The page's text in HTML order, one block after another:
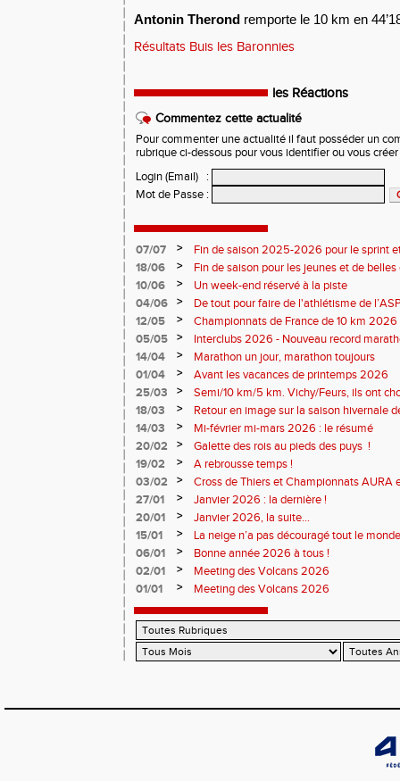
Antonin Therond remporte le 10 km en
Résultats Buis les Baronnies
les Réactions
Commentez cette actualité
Pour commenter une actualité il faut posséder un
rubrique ci-dessous pour vous identifier ou vous
Login (Email)
:
Mot de Passe :
07/07 >
Fin de saison 2025-2026 pour le sprint
18/06
>
Fin de saison pour les jeunes et de
10/06
>
Un week-end réservé à la piste
04/06
>
De tout pour faire de l'athlétisme de
monde souriant
12/05 >
Championnats de France de 10 km
Soirées piste
05/05 >
Interclubs 2026 - Nouveau record
résultats
14/04 >
Marathon un jour, marathon toujours
01/04
>
Avant les vacances de printemps 2026
25/03
>
Semi/10 km/5 km. Vichy/Feurs, ils ont
18/03
>
Retour en image sur la saison hivernale
14/03
>
Mi-février mi-mars 2026 : le résumé
20/02
>
Galette des rois au pieds des puys !
19/02
>
A rebrousse temps !
03/02
>
Cross de Thiers et Championnats AURA
27/01
>
Janvier 2026 : la dernière !
20/01
>
Janvier 2026, la suite...
15/01
>
La neige n’a pas découragé tout le
06/01
>
Bonne année 2026 à tous !
02/01
>
Meeting des Volcans 2026
01/01
> Meeting des Volcans 2026